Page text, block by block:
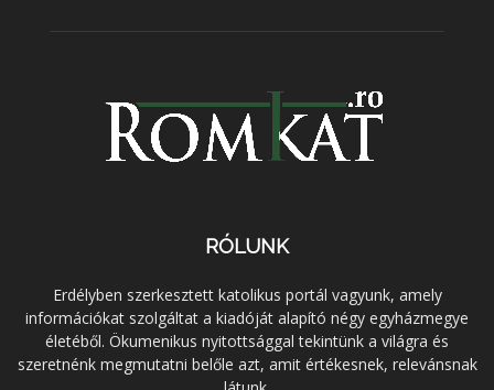
RÓLUNK
Erdélyben szerkesztett katolikus portál vagyunk, amely
információkat szolgáltat a kiadóját alapító négy egyházmegye
életéből. Ökumenikus nyitottsággal tekintünk a világra és
szeretnénk megmutatni belőle azt, amit értékesnek, relevánsnak